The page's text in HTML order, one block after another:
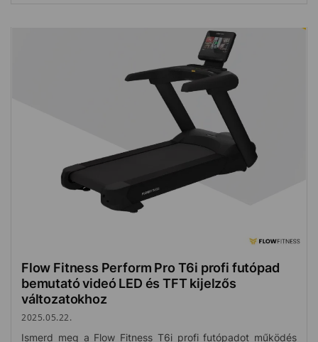
Flow Fitness Perform Pro T6i profi futópad
bemutató videó LED és TFT kijelzős
változatokhoz
2025.05.22.
Ismerd meg a Flow Fitness T6i profi futópadot működés